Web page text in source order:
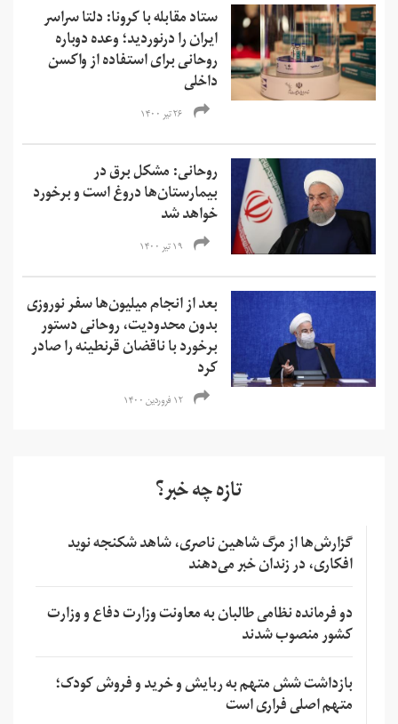
ستاد مقابله با کرونا: دلتا سراسر
ایران را درنوردید؛ وعده دوباره
روحانی برای استفاده از واکسن
داخلی
۲۶ تیر ۱۴۰۰
روحانی: مشکل برق در
بیمارستان‌ها دروغ است و برخورد
خواهد شد
۱۹ تیر ۱۴۰۰
بعد از انجام میلیون‌ها سفر نوروزی
بدون محدودیت، روحانی دستور
برخورد با ناقضان قرنطینه را صادر
کرد
۱۲ فروردین ۱۴۰۰
تازه چه خبر؟
گزارش‌ها از مرگ شاهین ناصری، شاهد شکنجه نوید
افکاری، در زندان خبر می‌دهند
دو فرمانده نظامی طالبان به معاونت وزارت دفاع و وزارت
کشور منصوب شدند
بازداشت شش متهم به ربایش و خرید و فروش کودک؛
متهم اصلی فراری است